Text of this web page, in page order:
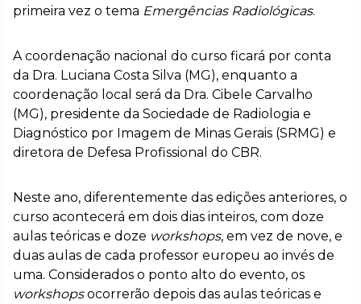
primeira vez o tema Emergências Radiológicas.
A coordenação nacional do curso ficará por conta
da Dra. Luciana Costa Silva (MG), enquanto a
coordenação local será da Dra. Cibele Carvalho
(MG), presidente da Sociedade de Radiologia e
Diagnóstico por Imagem de Minas Gerais (SRMG) e
diretora de Defesa Profissional do CBR.
Neste ano, diferentemente das edições anteriores, o
curso acontecerá em dois dias inteiros, com doze
aulas teóricas e doze workshops, em vez de nove, e
duas aulas de cada professor europeu ao invés de
uma. Considerados o ponto alto do evento, os
workshopsocorrerão depois das aulas teóricas e